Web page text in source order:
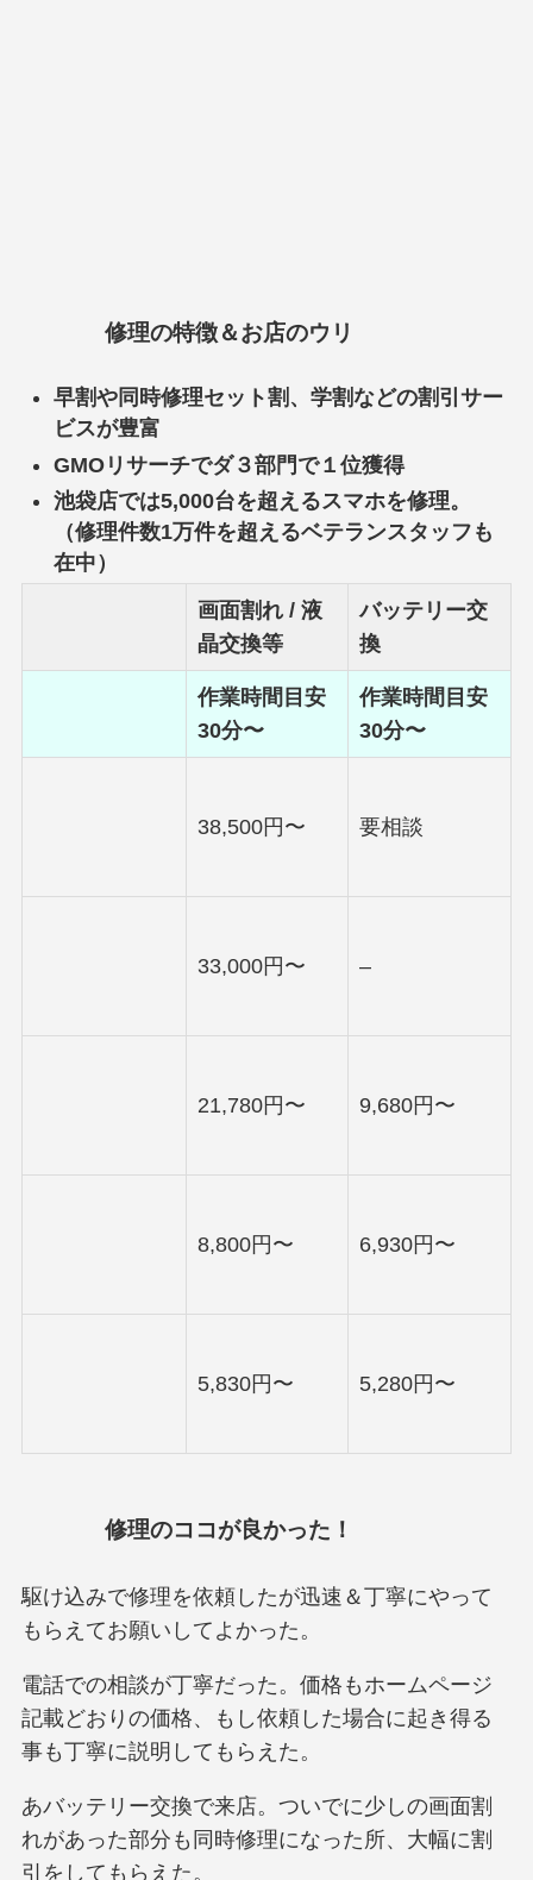
修理の特徴＆お店のウリ
早割や同時修理セット割、学割などの割引サー
ビスが豊富
GMOリサーチでダ３部門で１位獲得
池袋店では5,000台を超えるスマホを修理。
（修理件数1万件を超えるベテランスタッフも
在中）
画面割れ / 液
晶交換等
バッテリー交
換
作業時間目安
30分〜
作業時間目安
30分〜
38,500円〜 要相談
33,000円〜 –
21,780円〜 9,680円〜
8,800円〜 6,930円〜
5,830円〜 5,280円〜
修理のココが良かった！
駆け込みで修理を依頼したが迅速＆丁寧にやって
もらえてお願いしてよかった。
電話での相談が丁寧だった。価格もホームページ
記載どおりの価格、もし依頼した場合に起き得る
事も丁寧に説明してもらえた。
あバッテリー交換で来店。ついでに少しの画面割
れがあった部分も同時修理になった所、大幅に割
引をしてもらえた。